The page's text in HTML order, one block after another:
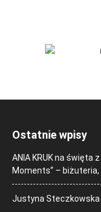
Ostatnie wpisy
ANIA KRUK na święta
Moments” –
Justyna Steczkowska